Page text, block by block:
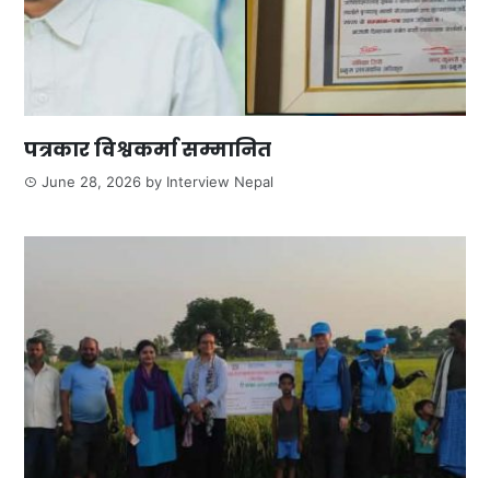
पत्रकार विश्वकर्मा सम्मानित
June 28, 2026 by Interview Nepal